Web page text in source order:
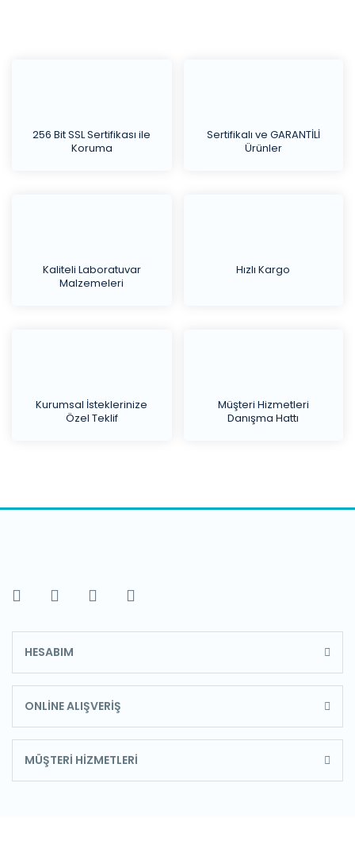
256 Bit SSL Sertifikası ile
Koruma
Sertifikalı ve GARANTİLİ
Ürünler
Kaliteli Laboratuvar
Malzemeleri
Hızlı Kargo
Kurumsal İsteklerinize
Özel Teklif
Müşteri Hizmetleri
Danışma Hattı
HESABIM
ONLİNE ALIŞVERİŞ
MÜŞTERİ HİZMETLERİ